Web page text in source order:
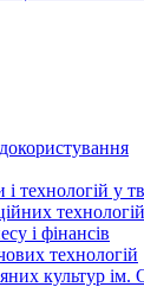
технологій у
технологій
і фінансів
технологій
культур ім.